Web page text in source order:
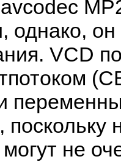
однако,
VCD
не